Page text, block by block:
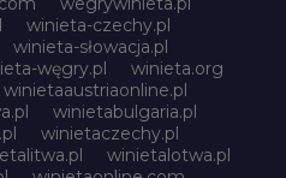
winieta-czechy.pl
winieta-słowacja.pl
węgry.pl
winieta.org
winietaaustriaonline.pl
winietabulgaria.pl
winietaczechy.pl
winietalotwa.pl